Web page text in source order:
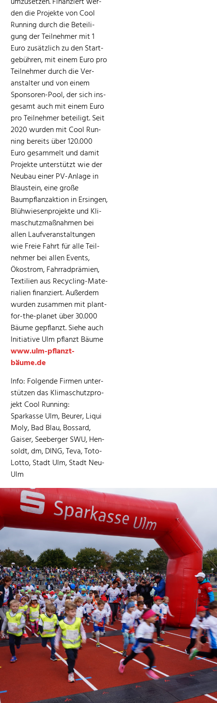
den die Pro­jek­te von Cool
Run­ning durch die Beteili­
gung der Teil­nehmer mit 1
Euro zusät­zlich zu den Start­
ge­bühren, mit einem Euro pro
Teil­nehmer durch die Ver­
anstal­ter und von einem
Spon­soren-Pool, der sich ins­
ge­samt auch mit einem Euro
pro Teil­nehmer beteiligt. Seit
2020 wur­den mit Cool Run­
ning bere­its über 120.000
Euro gesam­melt und damit
Pro­jek­te unter­stützt wie der
Neubau ein­er PV-Anlage in
Blaustein, eine große
Baumpflan­za­k­tion in Ersin­gen,
Blüh­wiesen­pro­jek­te und Kli­
maschutz­maß­nah­men bei
allen Laufver­anstal­tun­gen
wie Freie Fahrt für alle Teil­
nehmer bei allen Events,
Ökostrom, Fahrrad­prämien,
Tex­tilien aus Recy­cling-Mate­
ri­alien finanziert. Außer­dem
wur­den zusam­men mit plant-
for-the-plan­et über 30.000
Bäume gepflanzt. Siehe auch
Ini­tia­tive Ulm pflanzt Bäume
www.ulm-pflanzt-
bäume.de
Info: Fol­gende Fir­men unter­
stützen das Kli­maschutzpro­
jekt Cool Run­ning:
Sparkasse Ulm, Beur­er, Liqui
Moly, Bad Blau, Bossard,
Gais­er, See­berg­er SWU, Hen­
sol­dt, dm, DING, Teva, Toto-
Lot­to, Stadt Ulm, Stadt Neu-
Ulm